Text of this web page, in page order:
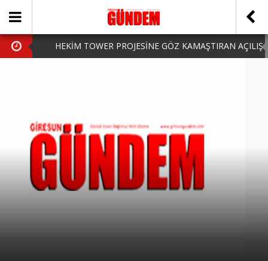
HEKİM TOWER PROJESİNE GÖZ KAMAŞTIRAN AÇILIŞ
HARUN CİCİ: VİDEOYU GÖRÜNCE GÖZLERİM DOLDU